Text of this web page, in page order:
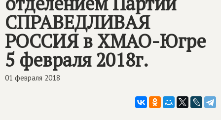
СПРАВЕДЛИВАЯ
РОССИЯв ХМАО-Югре
5 февраля 2018г.
01 февраля 2018